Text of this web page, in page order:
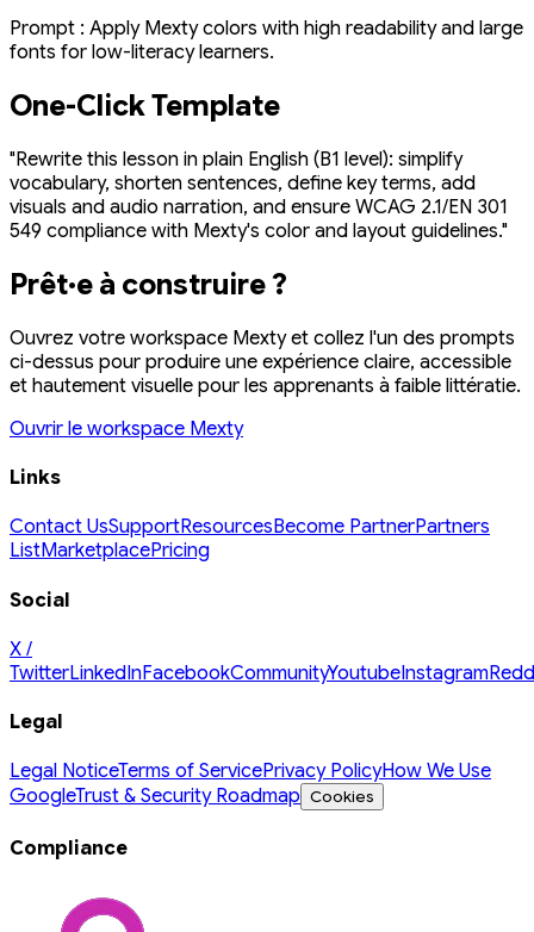
Prompt : Apply Mexty colors with high readability and large
fonts for low-literacy learners.
One-Click Template
"Rewrite this lesson in plain English (B1 level): simplify
vocabulary, shorten sentences, define key terms, add
visuals and audio narration, and ensure WCAG 2.1/EN 301
549 compliance with Mexty's color and layout guidelines."
Prêt·e à construire ?
Ouvrez votre workspace Mexty et collez l'un des prompts
ci-dessus pour produire une expérience claire, accessible
et hautement visuelle pour les apprenants à faible littératie.
Ouvrir le workspace Mexty
Links
Contact UsSupportResourcesBecome PartnerPartners
ListMarketplacePricing
Social
X /
TwitterLinkedInFacebookCommunityYoutubeInstagram
Legal
Legal NoticeTerms of ServicePrivacy PolicyHow We Use
GoogleTrust & Security Roadmap Cookies
Compliance